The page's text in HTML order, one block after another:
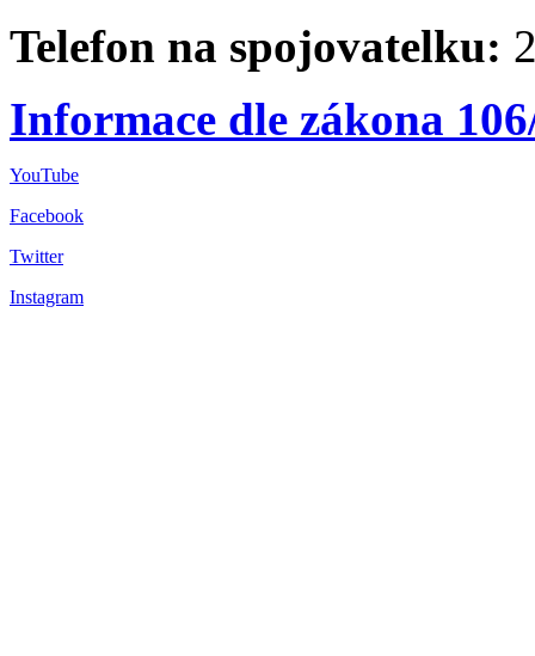
Telefon na spojovatelku:
Informace dle zákona
YouTube
Facebook
Twitter
Instagram